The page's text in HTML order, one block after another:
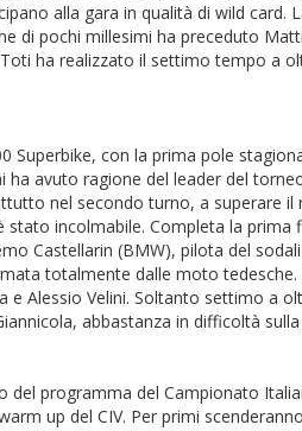
alla gara in qualità di wild card.
di pochi millesimi ha preceduto
ha realizzato il settimo tempo a
con la prima pole
avuto ragione del leader del
nel secondo turno, a superare il
incolmabile. Completa la prima
Castellarin (BMW), pilota del
totalmente dalle moto tedesche.
Alessio Velini. Soltanto settimo a
abbastanza in difficoltà
del programma del Campionato
up del CIV. Per primi